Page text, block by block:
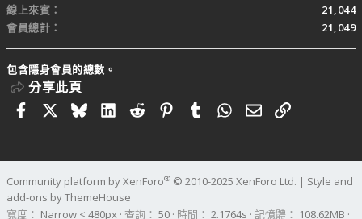
線上來賓
21,044
會員總計
21,049
包含隱身會員的總數。
分享此頁
FacebookBlueskyLinkedIn
RedditPinterestTumblrWhatsApp
電子郵件
連結
Community platform by XenForo® © 2010-2025 XenForo Ltd. | Style and
add-ons by ThemeHouse
寬度
查詢 50 時間 2.1764s 記憶體 108.62MB